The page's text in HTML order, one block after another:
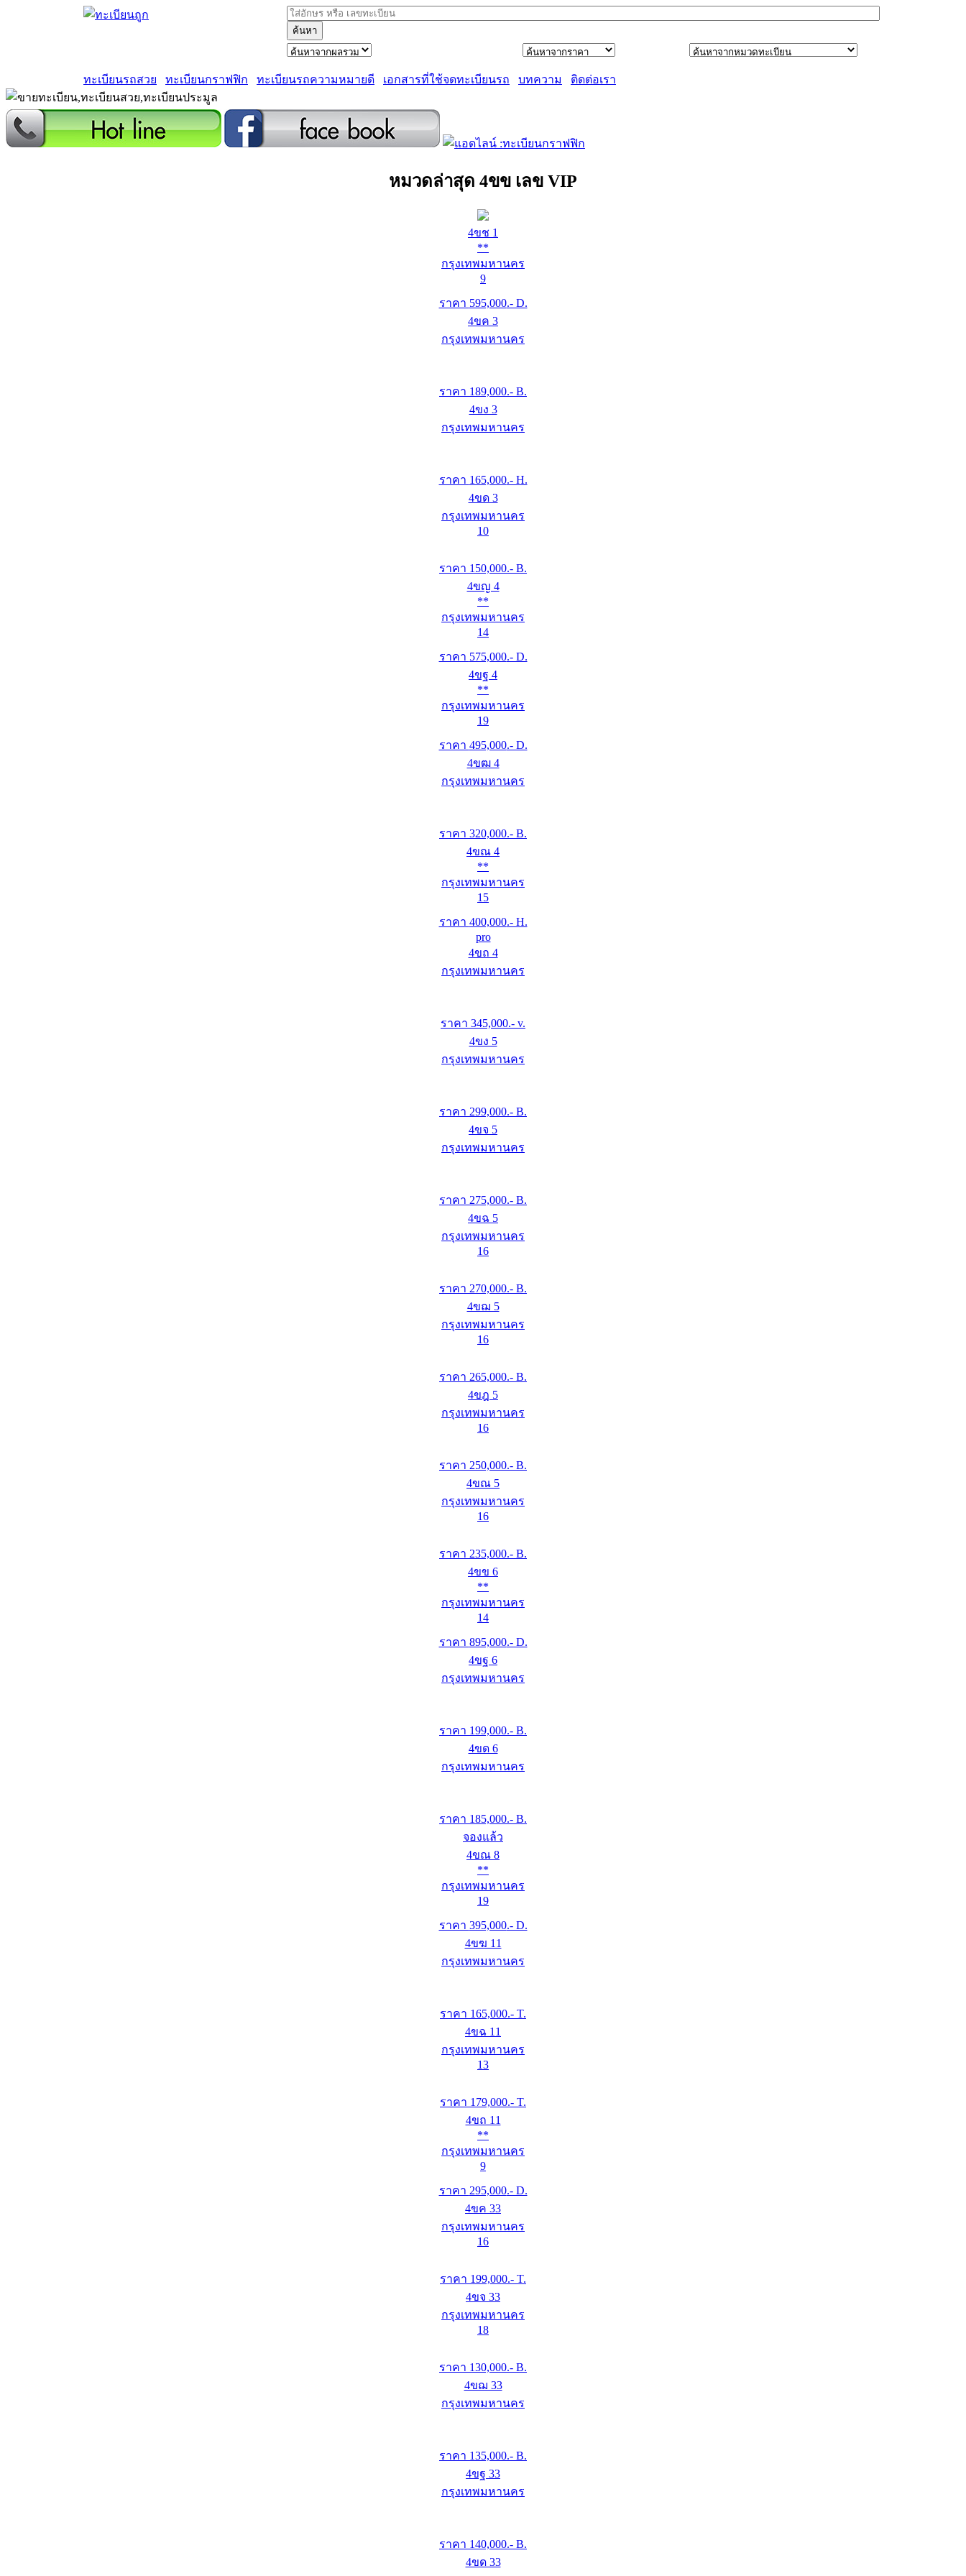
ค้นหา
ทะเบียนรถสวย ทะเบียนกราฟฟิก ทะเบียนรถความหมายดี เอกสารที่ใช้จดทะเบียนรถ บทความ ติดต่อเรา
หมวดล่าสุด 4ขข เลข VIP
4ขช 1
**
กรุงเทพมหานคร
9
ราคา 595,000.- D.
4ขค 3
กรุงเทพมหานคร
ราคา 189,000.- B.
4ขง 3
กรุงเทพมหานคร
ราคา 165,000.- H.
4ขด 3
กรุงเทพมหานคร
10
ราคา 150,000.- B.
4ขญ 4
**
กรุงเทพมหานคร
14
ราคา 575,000.- D.
4ขฐ 4
**
กรุงเทพมหานคร
19
ราคา 495,000.- D.
4ขฒ 4
กรุงเทพมหานคร
ราคา 320,000.- B.
4ขณ 4
**
กรุงเทพมหานคร
15
ราคา 400,000.- H.
pro
4ขถ 4
กรุงเทพมหานคร
ราคา 345,000.- v.
4ขง 5
กรุงเทพมหานคร
ราคา 299,000.- B.
4ขจ 5
กรุงเทพมหานคร
ราคา 275,000.- B.
4ขฉ 5
กรุงเทพมหานคร
16
ราคา 270,000.- B.
4ขฌ 5
กรุงเทพมหานคร
16
ราคา 265,000.- B.
4ขฎ 5
กรุงเทพมหานคร
16
ราคา 250,000.- B.
4ขณ 5
กรุงเทพมหานคร
16
ราคา 235,000.- B.
4ขข 6
**
กรุงเทพมหานคร
14
ราคา 895,000.- D.
4ขฐ 6
กรุงเทพมหานคร
ราคา 199,000.- B.
4ขด 6
กรุงเทพมหานคร
ราคา 185,000.- B.
จองแล้ว
4ขณ 8
**
กรุงเทพมหานคร
19
ราคา 395,000.- D.
4ขฆ 11
กรุงเทพมหานคร
ราคา 165,000.- T.
4ขฉ 11
กรุงเทพมหานคร
13
ราคา 179,000.- T.
4ขถ 11
**
กรุงเทพมหานคร
9
ราคา 295,000.- D.
4ขค 33
กรุงเทพมหานคร
16
ราคา 199,000.- T.
4ขจ 33
กรุงเทพมหานคร
18
ราคา 130,000.- B.
4ขฌ 33
กรุงเทพมหานคร
ราคา 135,000.- B.
4ขฐ 33
กรุงเทพมหานคร
ราคา 140,000.- B.
4ขด 33